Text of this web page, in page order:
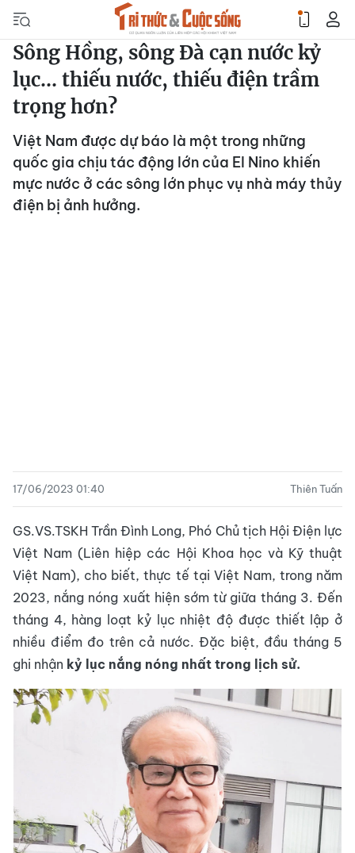
Sông Hồng, sông Đà cạn nước kỷ
lục… thiếu nước, thiếu điện trầm
trọng hơn?
Việt Nam được dự báo là một trong những
quốc gia chịu tác động lớn của El Nino khiến
mực nước ở các sông lớn phục vụ nhà máy thủy
điện bị ảnh hưởng.
17/06/2023 01:40 Thiên Tuấn
GS.VS.TSKH Trần Đình Long, Phó Chủ tịch Hội Điện lực
Việt Nam (Liên hiệp các Hội Khoa học và Kỹ thuật
Việt Nam), cho biết, thực tế tại Việt Nam, trong năm
2023, nắng nóng xuất hiện sớm từ giữa tháng 3. Đến
tháng 4, hàng loạt kỷ lục nhiệt độ được thiết lập ở
nhiều điểm đo trên cả nước. Đặc biệt, đầu tháng 5
ghi nhận kỷ lục nắng nóng nhất trong lịch sử.